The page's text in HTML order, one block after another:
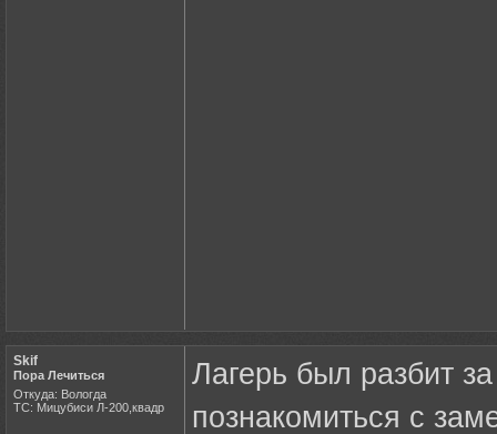
Skif
Пора Лечиться
Откуда: Вологда
ТС: Мицубиси Л-200,квадр
Лагерь был разбит
познакомиться с